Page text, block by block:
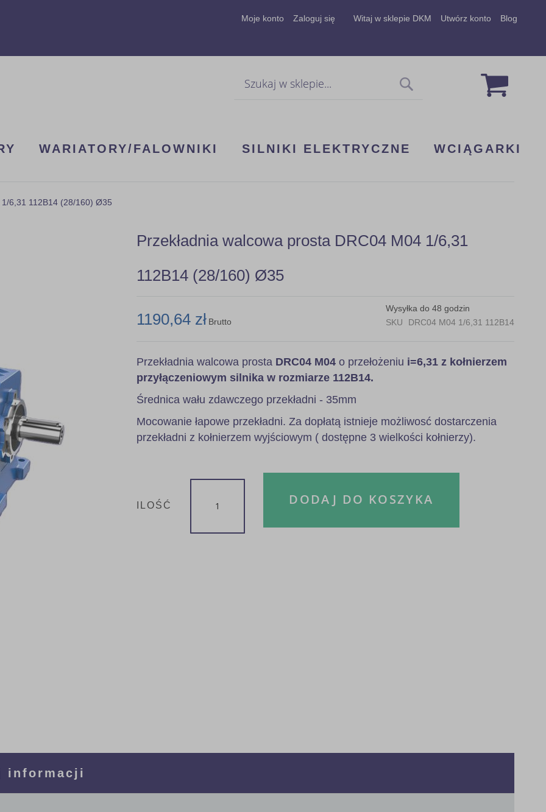
Moje konto Zaloguj się Witaj w sklepie DKM Utwórz konto Blog
Mój
WARIATORY/FALOWNIKI SILNIKI ELEKTRYCZNE WCIĄGARKI
1/6,31 112B14 (28/160) Ø35
Przekładnia walcowa prosta DRC04 M04 1/6,31
112B14 (28/160) Ø35
Wysyłka do 48 godzin
SKU
DRC04 M04 1/6,31 112B14
1190,64 zł Brutto
Przekładnia walcowa prosta DRC04 M04 o przełożeniu i=6,31 z kołnierzem
przyłączeniowym silnika w rozmiarze 112B14.
Średnica wału zdawczego przekładni - 35mm
Mocowanie łapowe przekładni. Za dopłatą istnieje możliwosć dostarczenia
przekładni z kołnierzem wyjściowym ( dostępne 3 wielkości kołnierzy).
ILOŚĆ DODAJ DO KOSZYKA
informacji